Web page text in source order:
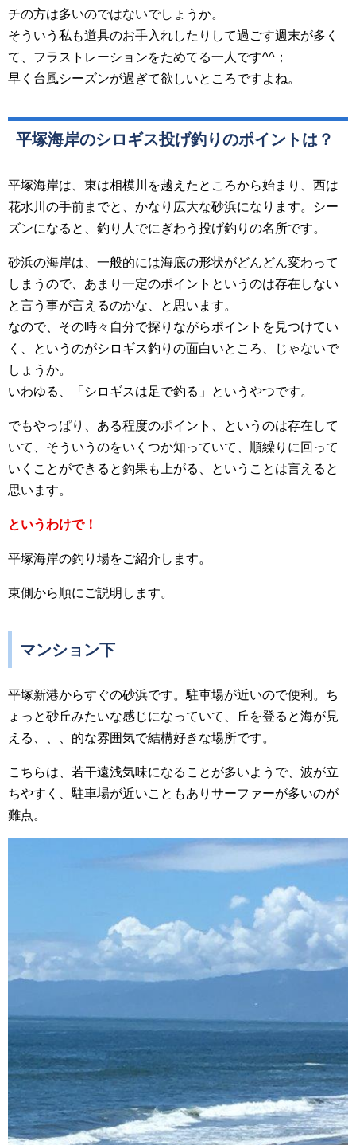
チの方は多いのではないでしょうか。
そういう私も道具のお手入れしたりして過ごす週末が多く
て、フラストレーションをためてる一人です^^；
早く台風シーズンが過ぎて欲しいところですよね。
平塚海岸のシロギス投げ釣りのポイントは？
平塚海岸は、東は相模川を越えたところから始まり、西は
花水川の手前までと、かなり広大な砂浜になります。シー
ズンになると、釣り人でにぎわう投げ釣りの名所です。
砂浜の海岸は、一般的には海底の形状がどんどん変わって
しまうので、あまり一定のポイントというのは存在しない
と言う事が言えるのかな、と思います。
なので、その時々自分で探りながらポイントを見つけてい
く、というのがシロギス釣りの面白いところ、じゃないで
しょうか。
いわゆる、「シロギスは足で釣る」というやつです。
でもやっぱり、ある程度のポイント、というのは存在して
いて、そういうのをいくつか知っていて、順繰りに回って
いくことができると釣果も上がる、ということは言えると
思います。
というわけで！
平塚海岸の釣り場をご紹介します。
東側から順にご説明します。
マンション下
平塚新港からすぐの砂浜です。駐車場が近いので便利。ち
ょっと砂丘みたいな感じになっていて、丘を登ると海が見
える、、、的な雰囲気で結構好きな場所です。
こちらは、若干遠浅気味になることが多いようで、波が立
ちやすく、駐車場が近いこともありサーファーが多いのが
難点。